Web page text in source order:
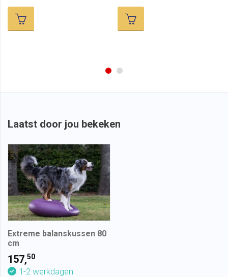
Laatst door jou bekeken
Extreme balanskussen 80
cm
157,50
1-2 werkdagen